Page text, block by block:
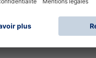
Gaz, Liquides,